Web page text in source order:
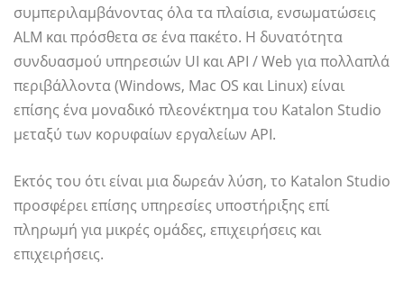
συμπεριλαμβάνοντας όλα τα πλαίσια, ενσωματώσεις
ALM και πρόσθετα σε ένα πακέτο. Η δυνατότητα
συνδυασμού υπηρεσιών UI και API / Web για πολλαπλά
περιβάλλοντα (Windows, Mac OS και Linux) είναι
επίσης ένα μοναδικό πλεονέκτημα του Katalon Studio
μεταξύ των κορυφαίων εργαλείων API.
Εκτός του ότι είναι μια δωρεάν λύση, το Katalon Studio
προσφέρει επίσης υπηρεσίες υποστήριξης επί
πληρωμή για μικρές ομάδες, επιχειρήσεις και
επιχειρήσεις.